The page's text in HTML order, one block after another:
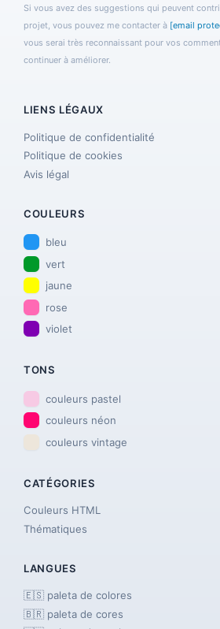
Si vous avez des suggestions qui peuvent
projet, vous pouvez me contacter à [email
vous serai très reconnaissant pour vos
continuer à améliorer.
LIENS LÉGAUX
Politique de confidentialité
Politique de cookies
Avis légal
COULEURS
bleu
vert
jaune
rose
violet
TONS
couleurs pastel
couleurs néon
couleurs vintage
CATÉGORIES
Couleurs HTML
Thématiques
LANGUES
🇪🇸 paleta de colores
🇧🇷 paleta de cores